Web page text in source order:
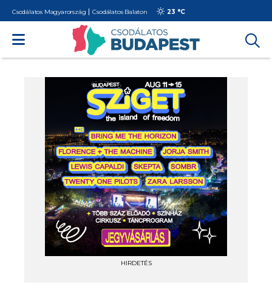
Csodálatos Magyarország Csodálatos Balaton 23 °C
HIRDETÉS